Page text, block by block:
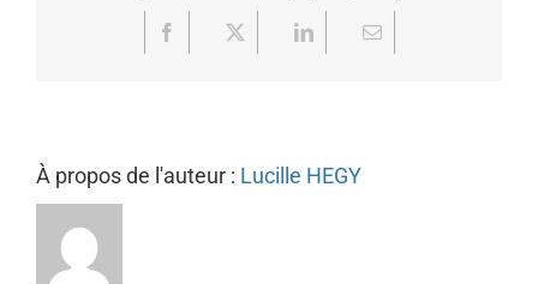
Facebook LinkedInEmail
À propos de l'auteur : Lucille HEGY